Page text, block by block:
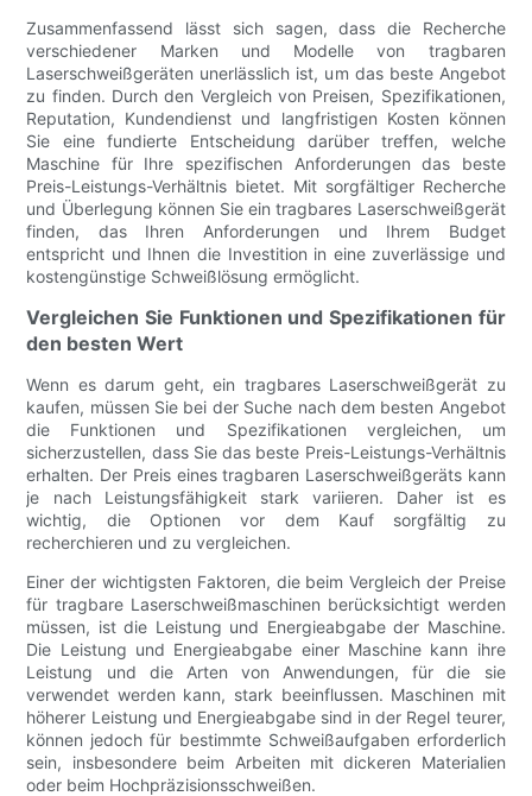
Zusammenfassend lässt sich sagen, dass die Recherche
verschiedener Marken und Modelle von tragbaren
Laserschweißgeräten unerlässlich ist, um das beste Angebot
zu finden. Durch den Vergleich von Preisen, Spezifikationen,
Reputation, Kundendienst und langfristigen Kosten können
Sie eine fundierte Entscheidung darüber treffen, welche
Maschine für Ihre spezifischen Anforderungen das beste
Preis-Leistungs-Verhältnis bietet. Mit sorgfältiger Recherche
und Überlegung können Sie ein tragbares Laserschweißgerät
finden, das Ihren Anforderungen und Ihrem Budget
entspricht und Ihnen die Investition in eine zuverlässige und
kostengünstige Schweißlösung ermöglicht.
Vergleichen Sie Funktionen und Spezifikationen für
den besten Wert
Wenn es darum geht, ein tragbares Laserschweißgerät zu
kaufen, müssen Sie bei der Suche nach dem besten Angebot
die Funktionen und Spezifikationen vergleichen, um
sicherzustellen, dass Sie das beste Preis-Leistungs-Verhältnis
erhalten. Der Preis eines tragbaren Laserschweißgeräts kann
je nach Leistungsfähigkeit stark variieren. Daher ist es
wichtig, die Optionen vor dem Kauf sorgfältig zu
recherchieren und zu vergleichen.
Einer der wichtigsten Faktoren, die beim Vergleich der Preise
für tragbare Laserschweißmaschinen berücksichtigt werden
müssen, ist die Leistung und Energieabgabe der Maschine.
Die Leistung und Energieabgabe einer Maschine kann ihre
Leistung und die Arten von Anwendungen, für die sie
verwendet werden kann, stark beeinflussen. Maschinen mit
höherer Leistung und Energieabgabe sind in der Regel teurer,
können jedoch für bestimmte Schweißaufgaben erforderlich
sein, insbesondere beim Arbeiten mit dickeren Materialien
oder beim Hochpräzisionsschweißen.